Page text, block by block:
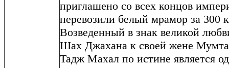
приглашено со всех концов
перевозили белый мрамор за 300
Возведенный в знак великой
Шах Джахана к своей жене
Тадж Махал по истине является